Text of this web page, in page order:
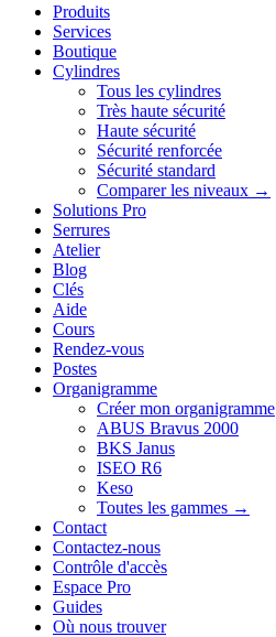
Produits
Services
Boutique
Cylindres
Tous les cylindres
Très haute sécurité
Haute sécurité
Sécurité renforcée
Sécurité standard
Comparer les niveaux →
Solutions Pro
Serrures
Atelier
Blog
Clés
Aide
Cours
Rendez-vous
Postes
Organigramme
Créer mon organigramme
ABUS Bravus 2000
BKS Janus
ISEO R6
Keso
Toutes les gammes →
Contact
Contactez-nous
Contrôle d'accès
Espace Pro
Guides
Où nous trouver